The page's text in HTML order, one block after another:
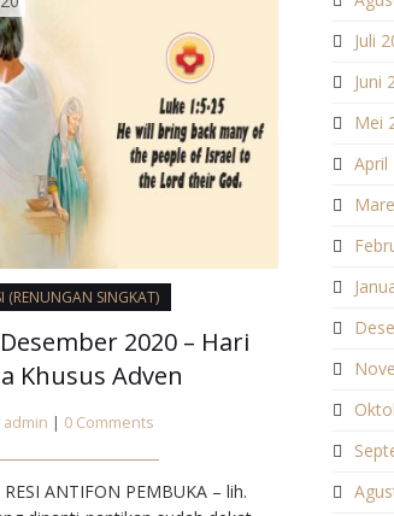
(RENUNGAN SINGKAT)
2020 – Hari
Khusus Adven
admin | 0 Comments
PEMBUKA – lih.
Juli
Juni
Mei
April